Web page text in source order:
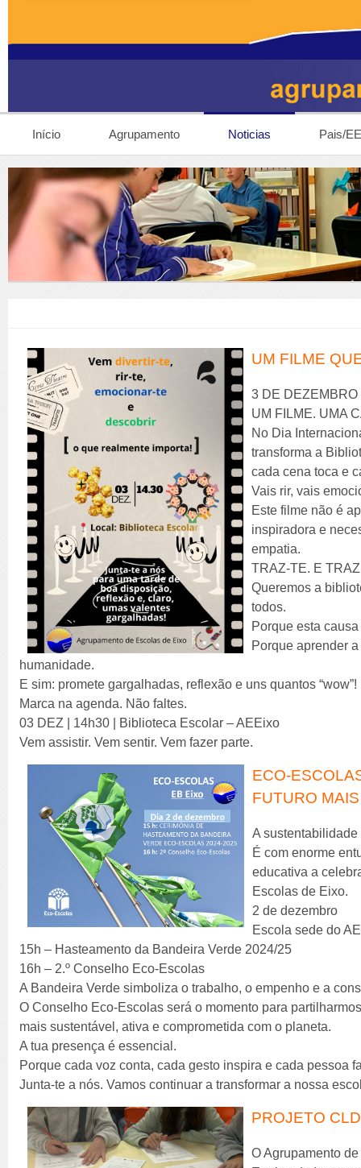
Início Agrupamento Noticias Pais/EE
UM FILME
3 DE
UM FILME. UMA
No Dia
transforma a
cada cena toca e
Vais rir, vais
Este filme não é
inspiradora e
empatia.
TRAZ-TE. E
Queremos a
todos.
Porque esta
Porque aprender
humanidade.
E sim: promete gargalhadas, reflexão e uns quantos “wow”!
Marca na agenda. Não faltes.
03 DEZ | 14h30 | Biblioteca Escolar – AEEixo
Vem assistir. Vem sentir. Vem fazer parte.
ECO-
FUTURO
A
É com enorme
educativa a
Escolas de Eixo.
2 de dezembro
Escola sede do
15h – Hasteamento da Bandeira Verde 2024/25
16h – 2.º Conselho Eco-Escolas
A Bandeira Verde simboliza o trabalho, o empenho e a
O Conselho Eco-Escolas será o momento para
mais sustentável, ativa e comprometida com o planeta.
A tua presença é essencial.
Porque cada voz conta, cada gesto inspira e cada pessoa
Junta-te a nós. Vamos continuar a transformar a nossa
PROJETO
O Agrupamento